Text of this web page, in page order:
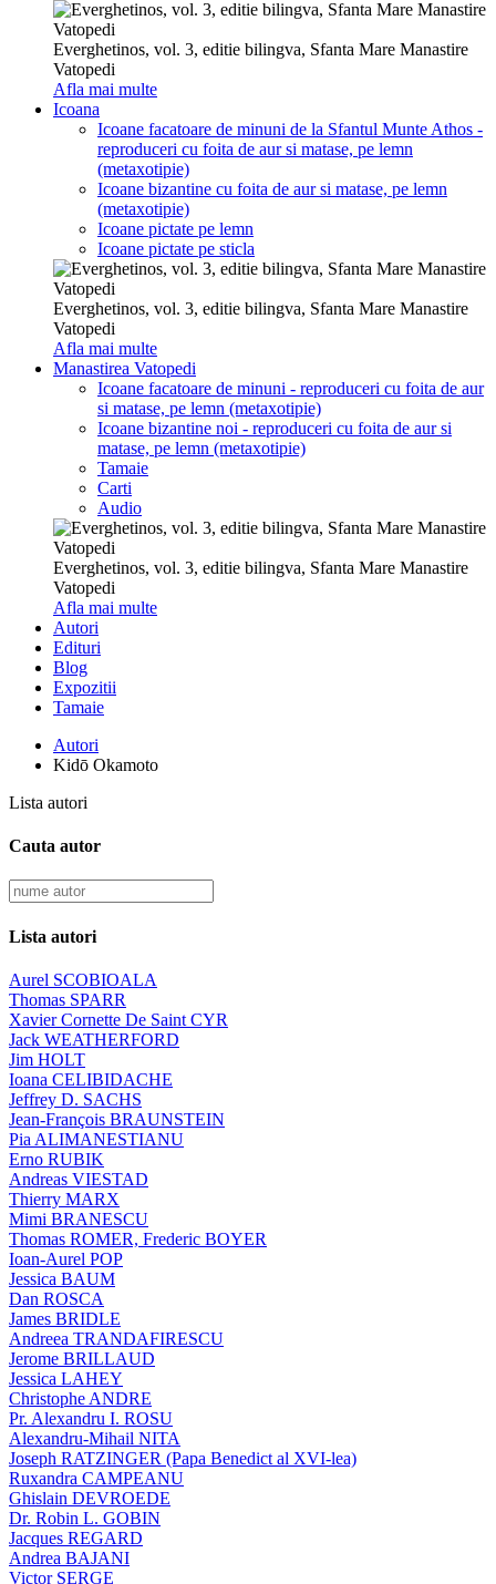
Everghetinos, vol. 3, editie bilingva, Sfanta Mare Manastire
Vatopedi
Afla mai multe
Icoana
Icoane facatoare de minuni de la Sfantul Munte Athos -
reproduceri cu foita de aur si matase, pe lemn
(metaxotipie)
Icoane bizantine cu foita de aur si matase, pe lemn
(metaxotipie)
Icoane pictate pe lemn
Icoane pictate pe sticla
Everghetinos, vol. 3, editie bilingva, Sfanta Mare Manastire
Vatopedi
Afla mai multe
Manastirea Vatopedi
Icoane facatoare de minuni - reproduceri cu foita de aur
si matase, pe lemn (metaxotipie)
Icoane bizantine noi - reproduceri cu foita de aur si
matase, pe lemn (metaxotipie)
Tamaie
Carti
Audio
Everghetinos, vol. 3, editie bilingva, Sfanta Mare Manastire
Vatopedi
Afla mai multe
Autori
Edituri
Blog
Expozitii
Tamaie
Autori
Kidō Okamoto
Lista autori
Cauta autor
Lista autori
Aurel SCOBIOALA
Thomas SPARR
Xavier Cornette De Saint CYR
Jack WEATHERFORD
Jim HOLT
Ioana CELIBIDACHE
Jeffrey D. SACHS
Jean-François BRAUNSTEIN
Pia ALIMANESTIANU
Erno RUBIK
Andreas VIESTAD
Thierry MARX
Mimi BRANESCU
Thomas ROMER, Frederic BOYER
Ioan-Aurel POP
Jessica BAUM
Dan ROSCA
James BRIDLE
Andreea TRANDAFIRESCU
Jerome BRILLAUD
Jessica LAHEY
Christophe ANDRE
Pr. Alexandru I. ROSU
Alexandru-Mihail NITA
Joseph RATZINGER (Papa Benedict al XVI-lea)
Ruxandra CAMPEANU
Ghislain DEVROEDE
Dr. Robin L. GOBIN
Jacques REGARD
Andrea BAJANI
Victor SERGE